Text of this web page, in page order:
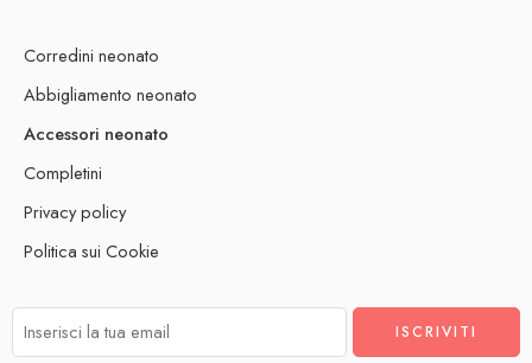
Corredini neonato
Abbigliamento neonato
Accessori neonato
Completini
Privacy policy
Politica sui Cookie